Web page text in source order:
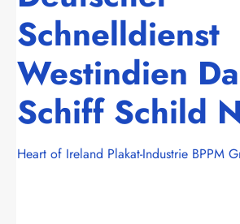
Schnelldienst
Westindien
Schiff Schild
Heart of Ireland Plakat-Industrie BPPM